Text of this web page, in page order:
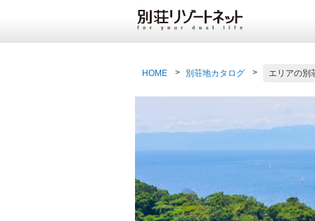
HOME 別荘地カタログ エリアの別